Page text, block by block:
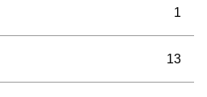
1
13